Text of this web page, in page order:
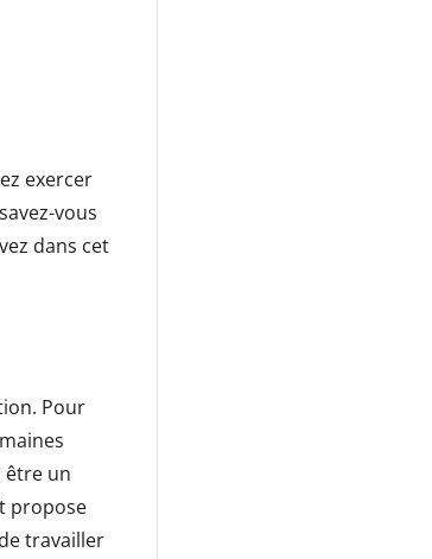
exercer
vous
dans cet
Pour
être un
propose
travailler